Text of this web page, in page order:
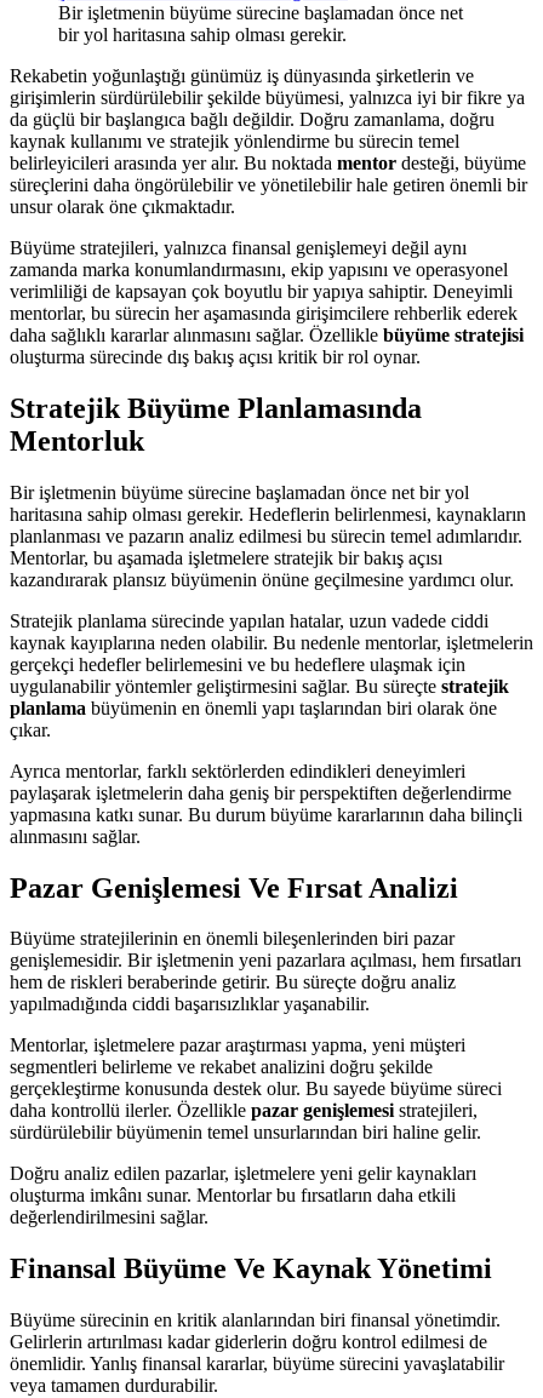
Bir işletmenin büyüme sürecine başlamadan önce net
bir yol haritasına sahip olması gerekir.
Rekabetin yoğunlaştığı günümüz iş dünyasında şirketlerin ve
girişimlerin sürdürülebilir şekilde büyümesi, yalnızca iyi bir fikre ya
da güçlü bir başlangıca bağlı değildir. Doğru zamanlama, doğru
kaynak kullanımı ve stratejik yönlendirme bu sürecin temel
belirleyicileri arasında yer alır. Bu noktada mentor desteği, büyüme
süreçlerini daha öngörülebilir ve yönetilebilir hale getiren önemli bir
unsur olarak öne çıkmaktadır.
Büyüme stratejileri, yalnızca finansal genişlemeyi değil aynı
zamanda marka konumlandırmasını, ekip yapısını ve operasyonel
verimliliği de kapsayan çok boyutlu bir yapıya sahiptir. Deneyimli
mentorlar, bu sürecin her aşamasında girişimcilere rehberlik ederek
daha sağlıklı kararlar alınmasını sağlar. Özellikle büyüme stratejisi
oluşturma sürecinde dış bakış açısı kritik bir rol oynar.
Stratejik Büyüme Planlamasında
Mentorluk
Bir işletmenin büyüme sürecine başlamadan önce net bir yol
haritasına sahip olması gerekir. Hedeflerin belirlenmesi, kaynakların
planlanması ve pazarın analiz edilmesi bu sürecin temel adımlarıdır.
Mentorlar, bu aşamada işletmelere stratejik bir bakış açısı
kazandırarak plansız büyümenin önüne geçilmesine yardımcı olur.
Stratejik planlama sürecinde yapılan hatalar, uzun vadede ciddi
kaynak kayıplarına neden olabilir. Bu nedenle mentorlar, işletmelerin
gerçekçi hedefler belirlemesini ve bu hedeflere ulaşmak için
uygulanabilir yöntemler geliştirmesini sağlar. Bu süreçte stratejik
planlama büyümenin en önemli yapı taşlarından biri olarak öne
çıkar.
Ayrıca mentorlar, farklı sektörlerden edindikleri deneyimleri
paylaşarak işletmelerin daha geniş bir perspektiften değerlendirme
yapmasına katkı sunar. Bu durum büyüme kararlarının daha bilinçli
alınmasını sağlar.
Pazar Genişlemesi Ve Fırsat Analizi
Büyüme stratejilerinin en önemli bileşenlerinden biri pazar
genişlemesidir. Bir işletmenin yeni pazarlara açılması, hem fırsatları
hem de riskleri beraberinde getirir. Bu süreçte doğru analiz
yapılmadığında ciddi başarısızlıklar yaşanabilir.
Mentorlar, işletmelere pazar araştırması yapma, yeni müşteri
segmentleri belirleme ve rekabet analizini doğru şekilde
gerçekleştirme konusunda destek olur. Bu sayede büyüme süreci
daha kontrollü ilerler. Özellikle pazar genişlemesistratejileri,
sürdürülebilir büyümenin temel unsurlarından biri haline gelir.
Doğru analiz edilen pazarlar, işletmelere yeni gelir kaynakları
oluşturma imkânı sunar. Mentorlar bu fırsatların daha etkili
değerlendirilmesini sağlar.
Finansal Büyüme Ve Kaynak Yönetimi
Büyüme sürecinin en kritik alanlarından biri finansal yönetimdir.
Gelirlerin artırılması kadar giderlerin doğru kontrol edilmesi de
önemlidir. Yanlış finansal kararlar, büyüme sürecini yavaşlatabilir
veya tamamen durdurabilir.